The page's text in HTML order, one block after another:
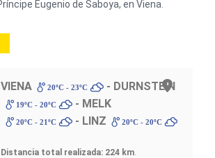
VIENA 20ºC - 23ºC - DURNSTEIN
19ºC - 20ºC - MELK
20ºC - 21ºC - LINZ 20ºC - 20ºC
Distancia total realizada: 224 km.